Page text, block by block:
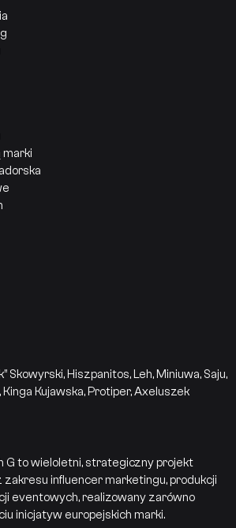
Skowyrski, Hiszpanitos, Leh, Miniuwa, Saju,
Kinga Kujawska, Protiper, Axeluszek
G to wieloletni, strategiczny projekt
zakresu influencer marketingu, produkcji
eventowych, realizowany zarówno
inicjatyw europejskich marki.